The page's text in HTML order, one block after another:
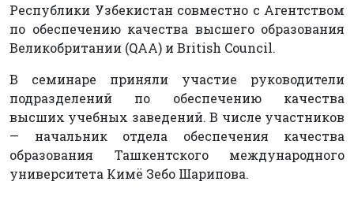
Республики Узбекистан совместно с Агентством
по обеспечению качества высшего образования
Великобритании (QAA) и British Council.
В семинаре приняли участие руководители
подразделений по обеспечению качества
высших учебных заведений. В числе участников
— начальник отдела обеспечения качества
образования Ташкентского международного
университета Кимё Зебо Шарипова.